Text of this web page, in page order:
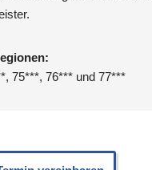
75***, 76*** und 77***